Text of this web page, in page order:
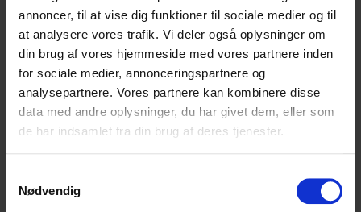
annoncer, til at vise dig funktioner til sociale medier og til
at analysere vores trafik. Vi deler også oplysninger om
din brug af vores hjemmeside med vores partnere inden
for sociale medier, annonceringspartnere og
analysepartnere. Vores partnere kan kombinere disse
data med andre oplysninger, du har givet dem, eller som
de har indsamlet fra din brug af deres tjenester.
Nødvendig
dagligt, og derfor har de fleste også en naturlig
interesse i at lære mere om det.
Tak til alle der mødte op, og stor tak til Tiago for at
komme og dele sin viden med os, så alle kunne blive
klogere på kunstig intelligens!